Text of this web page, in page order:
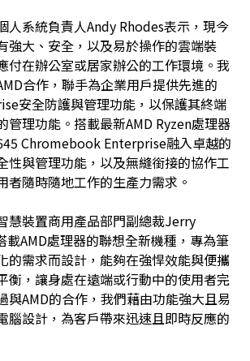
人系統負責人Andy Rhodes表示，現今
強大、安全，以及易於操作的雲端裝
付在辦公室或居家辦公的工作環境。我
合作，聯手為企業用戶提供先進的
安全防護與管理功能，以保護其終端
管理功能。搭載最新AMD Ryzen處理器
Chromebook Enterprise融入卓越的
性與管理功能，以及無縫銜接的協作工
者隨時隨地工作的生產力需求。
慧裝置商用產品部門副總裁Jerry
載AMD處理器的聯想全新機種，專為筆
的需求而設計，能夠在強悍效能與便攜
衡，讓身處在遠端或行動中的使用者完
與AMD的合作，我們藉由功能強大且易
腦設計，為客戶帶來迅速且即時反應的